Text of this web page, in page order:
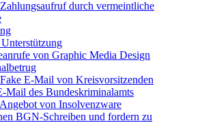
durch vermeintliche
von Graphic Media Design
E-Mail von Kreisvorsitzenden
Mail des Bundeskriminalamts
von Insolvenzware
BGN-Schreiben und fordern zu